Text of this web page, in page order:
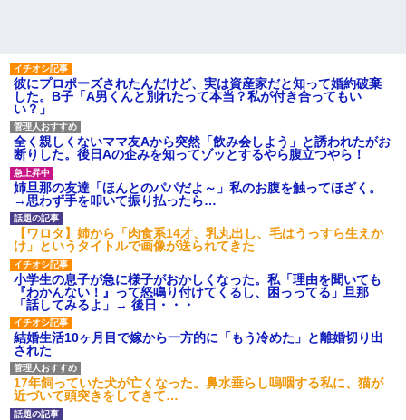
彼にプロポーズされたんだけど、実は資産家だと知って婚約破棄
した。B子「A男くんと別れたって本当？私が付き合ってもい
い？」
全く親しくないママ友Aから突然「飲み会しよう」と誘われたがお
断りした。後日Aの企みを知ってゾッとするやら腹立つやら！
姉旦那の友達「ほんとのパパだよ～」私のお腹を触ってほざく。
→思わず手を叩いて振り払ったら…
【ワロタ】姉から「肉食系14才、乳丸出し、毛はうっすら生えか
け」というタイトルで画像が送られてきた
小学生の息子が急に様子がおかしくなった。私「理由を聞いても
『わかんない！』って怒鳴り付けてくるし、困っってる」旦那
「話してみるよ」→ 後日・・・
結婚生活10ヶ月目で嫁から一方的に「もう冷めた」と離婚切り出
された
17年飼っていた犬が亡くなった。鼻水垂らし嗚咽する私に、猫が
近づいて頭突きをしてきて…